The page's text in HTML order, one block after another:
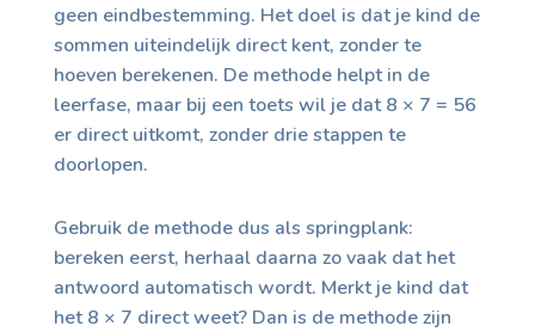
geen eindbestemming. Het doel is dat je kind de
sommen uiteindelijk direct kent, zonder te
hoeven berekenen. De methode helpt in de
leerfase, maar bij een toets wil je dat 8 × 7 = 56
er direct uitkomt, zonder drie stappen te
doorlopen.
Gebruik de methode dus als springplank:
bereken eerst, herhaal daarna zo vaak dat het
antwoord automatisch wordt. Merkt je kind dat
het 8 × 7 direct weet? Dan is de methode zijn